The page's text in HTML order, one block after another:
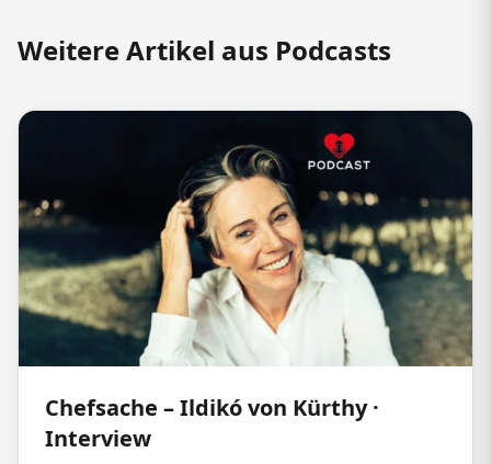
Weitere Artikel aus Podcasts
Chefsache – Ildikó von Kürthy ·
Interview